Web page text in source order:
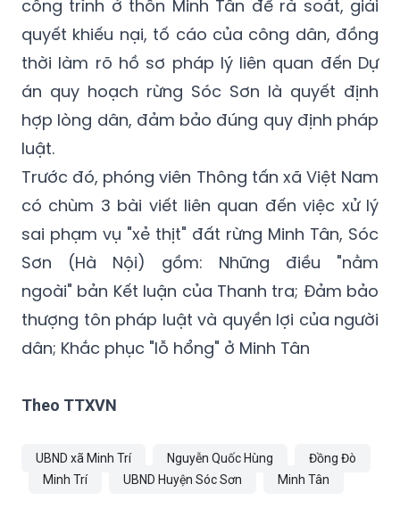
thời làm rõ hồ sơ pháp lý liên quan đến Dự
án quy hoạch rừng Sóc Sơn là quyết định
hợp lòng dân, đảm bảo đúng quy định pháp
luật.
Trước đó, phóng viên Thông tấn xã Việt Nam
có chùm 3 bài viết liên quan đến việc xử lý
sai phạm vụ "xẻ thịt" đất rừng Minh Tân, Sóc
Sơn (Hà Nội) gồm: Những điều "nằm
ngoài" bản Kết luận của Thanh tra; Đảm bảo
thượng tôn pháp luật và quyền lợi của người
dân; Khắc phục "lỗ hổng" ở Minh Tân
Theo TTXVN
UBND xã Minh Trí